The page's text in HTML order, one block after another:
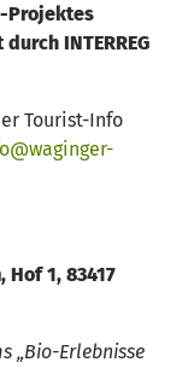
Projektes
INTERREG
Tourist-Info
1, 83417
„Bio-Erlebnisse